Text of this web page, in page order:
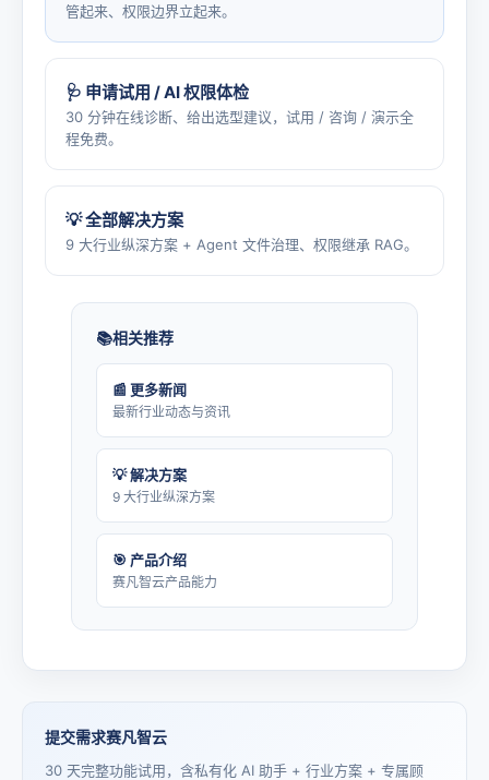
管起来、权限边界立起来。
🩺 申请试用 / AI 权限体检
30 分钟在线诊断、给出选型建议，试用 / 咨询 / 演示全
程免费。
💡 全部解决方案
9 大行业纵深方案 + Agent 文件治理、权限继承 RAG。
相关推荐
📰 更多新闻
最新行业动态与资讯
💡 解决方案
9 大行业纵深方案
🎯 产品介绍
赛凡智云产品能力
提交需求赛凡智云
30 天完整功能试用，含私有化 AI 助手 + 行业方案 + 专属顾